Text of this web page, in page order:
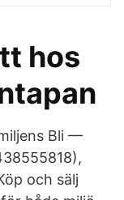
hos
Bli —
och sälj